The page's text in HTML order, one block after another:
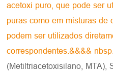
acetoxi puro, que pode ser
puras como em misturas de
podem ser utilizados
correspondentes.&&&&
(Metiltriacetoxisilano, MTA),